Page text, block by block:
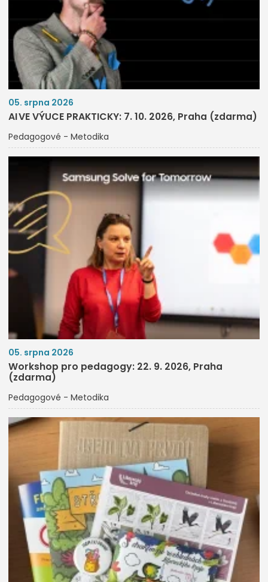
05. srpna 2026
AI VE VÝUCE PRAKTICKY: 7. 10. 2026, Praha (zdarma)
Pedagogové - Metodika
05. srpna 2026
Workshop pro pedagogy: 22. 9. 2026, Praha
(zdarma)
Pedagogové - Metodika